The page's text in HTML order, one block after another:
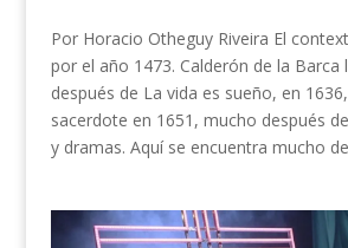
Por Horacio Otheguy Riveira El
por el año 1473. Calderón de la Barca
después de La vida es sueño, en
sacerdote en 1651, mucho después
y dramas. Aquí se encuentra mucho